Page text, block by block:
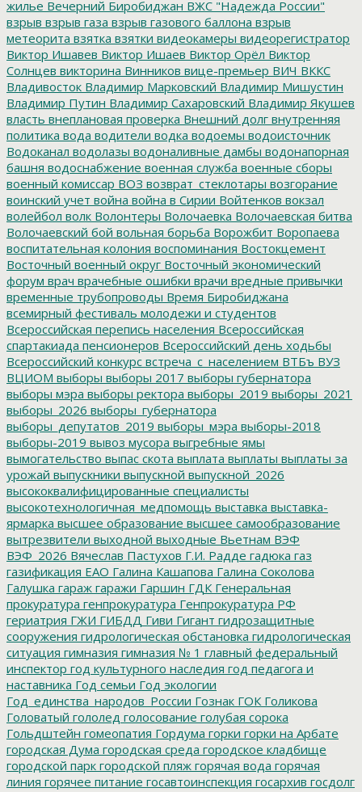
жилье Вечерний Биробиджан ВЖС "Надежда России"
взрыв взрыв газа взрыв газового баллона взрыв
метеорита взятка взятки видеокамеры видеорегистратор
Виктор Ишавев Виктор Ишаев Виктор Орёл Виктор
Солнцев викторина Винников вице-премьер ВИЧ ВККС
Владивосток Владимир Марковский Владимир Мишустин
Владимир Путин Владимир Сахаровский Владимир Якушев
власть внеплановая проверка Внешний долг внутренняя
политика вода водители водка водоемы водоисточник
Водоканал водолазы водоналивные дамбы водонапорная
башня водоснабжение военная служба военные сборы
военный комиссар ВОЗ возврат_стеклотары возгорание
воинский учет война война в Сирии Войтенков вокзал
волейбол волк Волонтеры Волочаевка Волочаевская битва
Волочаевский бой вольная борьба Ворожбит Воропаева
воспитательная колония воспоминания Востокцемент
Восточный военный округ Восточный экономический
форум врач врачебные ошибки врачи вредные привычки
временные трубопроводы Время Биробиджана
всемирный фестиваль молодежи и студентов
Всероссийская перепись населения Всероссийская
спартакиада пенсионеров Всероссийский день ходьбы
Всероссийский конкурс встреча_с_населением ВТБъ ВУЗ
ВЦИОМ выборы выборы 2017 выборы губернатора
выборы мэра выборы ректора выборы_2019 выборы_2021
выборы_2026 выборы_губернатора
выборы_депутатов_2019 выборы_мэра выборы-2018
выборы-2019 вывоз мусора выгребные ямы
вымогательство выпас скота выплата выплаты выплаты за
урожай выпускники выпускной выпускной_2026
высококвалифицированные специалисты
высокотехнологичная_медпомощь выставка выставка-
ярмарка высшее образование высшее самообразование
вытрезвители выходной выходные Вьетнам ВЭФ
ВЭФ_2026 Вячеслав Пастухов Г.И. Радде гадюка газ
газификация ЕАО Галина Кашапова Галина Соколова
Галушка гараж гаражи Гаршин ГДК Генеральная
прокуратура генпрокуратура Генпрокуратура РФ
гериатрия ГЖИ ГИБДД Гиви Гигант гидрозащитные
сооружения гидрологическая обстановка гидрологическая
ситуация гимназия гимназия № 1 главный федеральный
инспектор год культурного наследия год педагога и
наставника Год семьи Год экологии
Год_единства_народов_России Гознак ГОК Голикова
Головатый гололед голосование голубая сорока
Гольдштейн гомеопатия Гордума горки горки на Арбате
городская Дума городская среда городское кладбище
городской парк городской пляж горячая вода горячая
линия горячее питание госавтоинспекция госархив госдолг